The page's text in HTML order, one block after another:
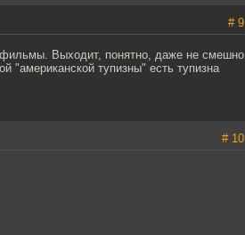
# 9
Выходит, понятно, даже не
"американской тупизны" есть тупизна
# 10